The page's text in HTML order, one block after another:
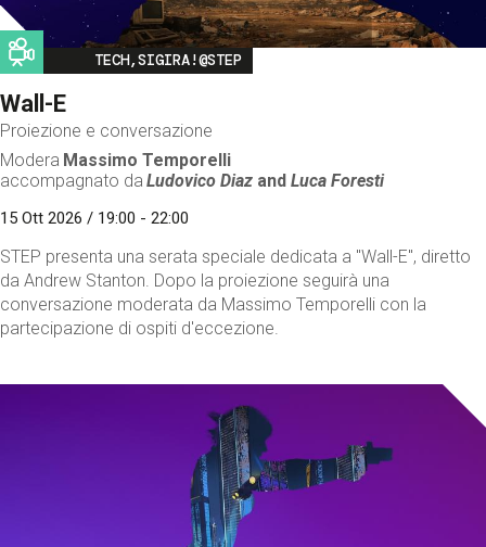
Image
TECH,SIGIRA!@STEP
Wall-E
Proiezione e conversazione
Modera Massimo Temporelli
accompagnato da Ludovico Diaz andLuca Foresti
15 Ott 2026 / 19:00 - 22:00
STEP presenta una serata speciale dedicata a "Wall-E", diretto
da Andrew Stanton. Dopo la proiezione seguirà una
conversazione moderata da Massimo Temporelli con la
partecipazione di ospiti d'eccezione.